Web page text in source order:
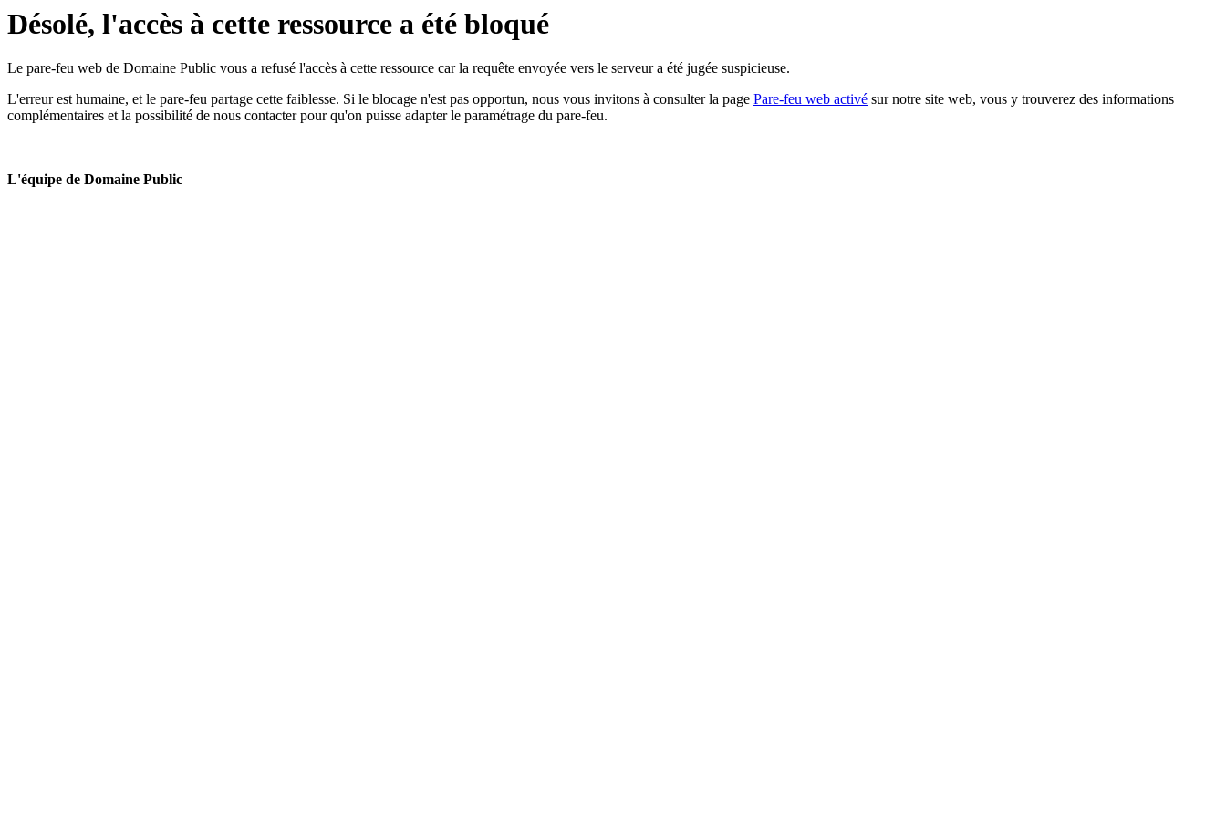
Désolé, l'accès à cette ressource a été bloqué
Le pare-feu web de Domaine Public vous a refusé l'accès à cette ressource car la requête envoyée vers le serveur a été jugée suspicieuse.
L'erreur est humaine, et le pare-feu partage cette faiblesse. Si le blocage n'est pas opportun, nous vous invitons à consulter la page Pare-feu web activé sur notre site web, vous y trouverez des informations
complémentaires et la possibilité de nous contacter pour qu'on puisse adapter le paramétrage du pare-feu.
L'équipe de Domaine Public